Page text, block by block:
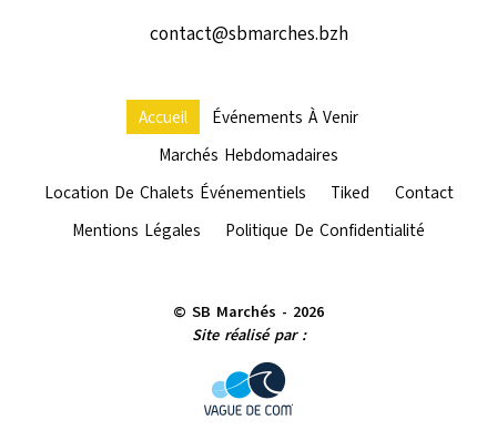
contact@sbmarches.bzh
Accueil
Événements À Venir
Marchés Hebdomadaires
Location De Chalets Événementiels
Tiked
Contact
Mentions Légales
Politique De Confidentialité
© SB Marchés - 2026
Site réalisé par :